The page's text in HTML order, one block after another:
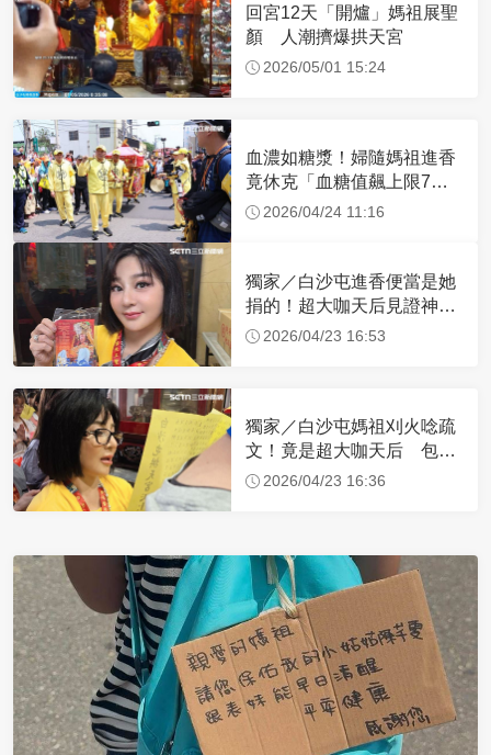
回宮12天「開爐」媽祖展聖
顏 人潮擠爆拱天宮
2026/05/01 15:24
血濃如糖漿！婦隨媽祖進香
竟休克「血糖值飆上限7
倍」 醫曝原因
2026/04/24 11:16
獨家／白沙屯進香便當是她
捐的！超大咖天后見證神
蹟 一靠近媽祖就爆哭
2026/04/23 16:53
獨家／白沙屯媽祖刈火唸疏
文！竟是超大咖天后 包尿
布忍尿5小時不喊累
2026/04/23 16:36